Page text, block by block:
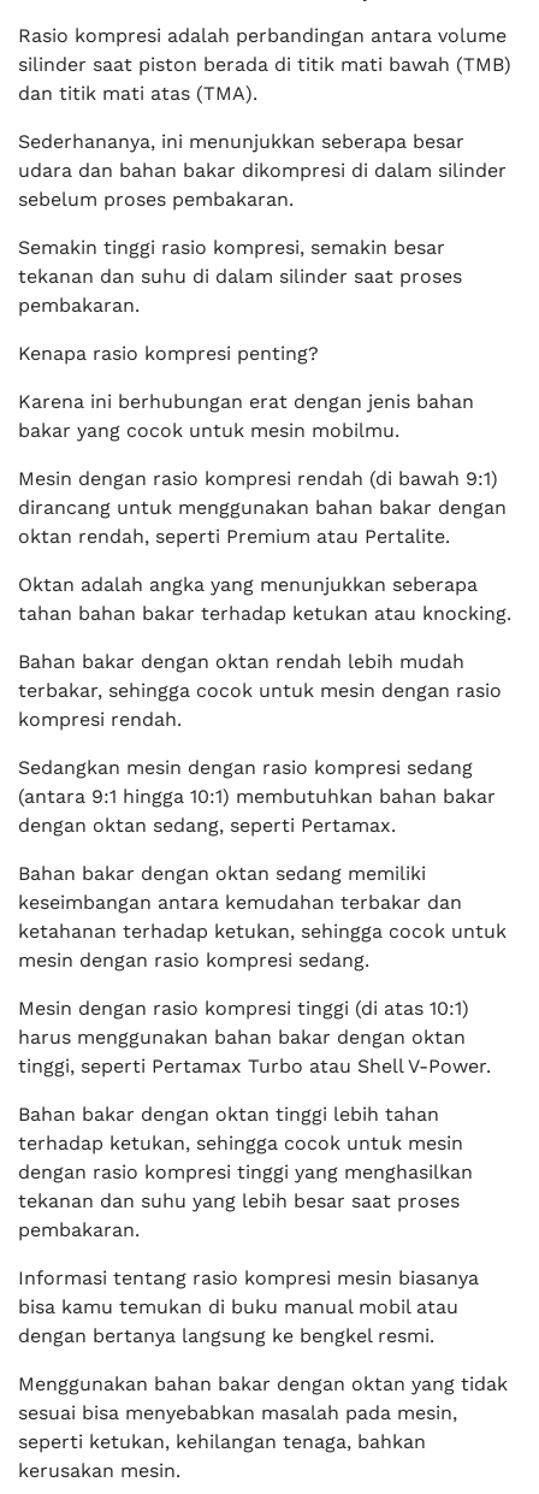
Rasio kompresi adalah perbandingan antara volume
silinder saat piston berada di titik mati bawah (TMB)
dan titik mati atas (TMA).
Sederhananya, ini menunjukkan seberapa besar
udara dan bahan bakar dikompresi di dalam silinder
sebelum proses pembakaran.
Semakin tinggi rasio kompresi, semakin besar
tekanan dan suhu di dalam silinder saat proses
pembakaran.
Kenapa rasio kompresi penting?
Karena ini berhubungan erat dengan jenis bahan
bakar yang cocok untuk mesin mobilmu.
Mesin dengan rasio kompresi rendah (di bawah 9:1)
dirancang untuk menggunakan bahan bakar dengan
oktan rendah, seperti Premium atau Pertalite.
Oktan adalah angka yang menunjukkan seberapa
tahan bahan bakar terhadap ketukan atau knocking.
Bahan bakar dengan oktan rendah lebih mudah
terbakar, sehingga cocok untuk mesin dengan rasio
kompresi rendah.
Sedangkan mesin dengan rasio kompresi sedang
(antara 9:1 hingga 10:1) membutuhkan bahan bakar
dengan oktan sedang, seperti Pertamax.
Bahan bakar dengan oktan sedang memiliki
keseimbangan antara kemudahan terbakar dan
ketahanan terhadap ketukan, sehingga cocok untuk
mesin dengan rasio kompresi sedang.
Mesin dengan rasio kompresi tinggi (di atas 10:1)
harus menggunakan bahan bakar dengan oktan
tinggi, seperti Pertamax Turbo atau Shell V-Power.
Bahan bakar dengan oktan tinggi lebih tahan
terhadap ketukan, sehingga cocok untuk mesin
dengan rasio kompresi tinggi yang menghasilkan
tekanan dan suhu yang lebih besar saat proses
pembakaran.
Informasi tentang rasio kompresi mesin biasanya
bisa kamu temukan di buku manual mobil atau
dengan bertanya langsung ke bengkel resmi.
Menggunakan bahan bakar dengan oktan yang tidak
sesuai bisa menyebabkan masalah pada mesin,
seperti ketukan, kehilangan tenaga, bahkan
kerusakan mesin.